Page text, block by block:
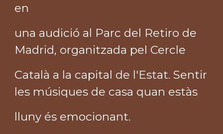
en
una audició al Parc del Retiro de
Madrid, organitzada pel Cercle
Català a la capital de l'Estat. Sentir
les músiques de casa quan estàs
lluny és emocionant.